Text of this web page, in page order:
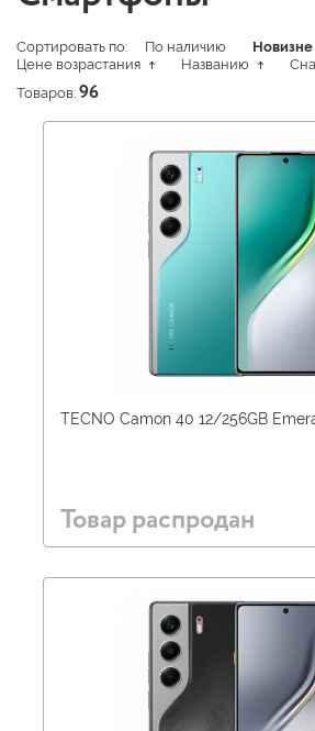
Сортировать по: По наличию
Новизне
Цене возрастания
Названию
Товаров: 96
TECNO Camon 40 12/256GB
Товар распродан